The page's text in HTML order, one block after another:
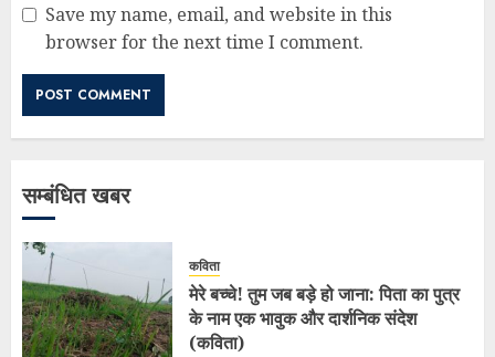
Save my name, email, and website in this
browser for the next time I comment.
सम्बंधित खबर
कविता
मेरे बच्चे! तुम जब बड़े हो जाना: पिता का पुत्र
के नाम एक भावुक और दार्शनिक संदेश
(कविता)